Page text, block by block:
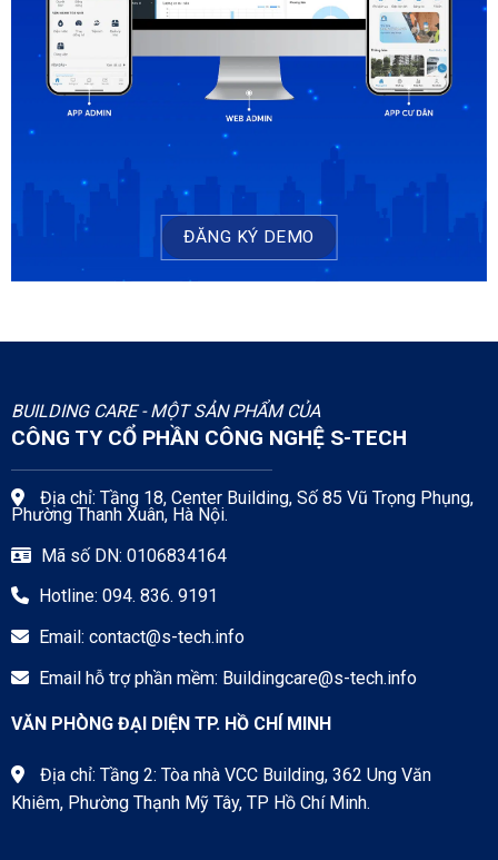
ĐĂNG KÝ DEMO
BUILDING CARE - MỘT SẢN PHẨM CỦA
CÔNG TY CỔ PHẦN CÔNG NGHỆ S-TECH
Địa chỉ: Tầng 18, Center Building, Số 85 Vũ Trọng Phụng,
Phường Thanh Xuân, Hà Nội.
Mã số DN: 0106834164
Hotline: 094. 836. 9191
Email: contact@s-tech.info
Email hỗ trợ phần mềm: Buildingcare@s-tech.info
VĂN PHÒNG ĐẠI DIỆN TP. HỒ CHÍ MINH
Địa chỉ: Tầng 2: Tòa nhà VCC Building, 362 Ung Văn
Khiêm, Phường Thạnh Mỹ Tây, TP Hồ Chí Minh.